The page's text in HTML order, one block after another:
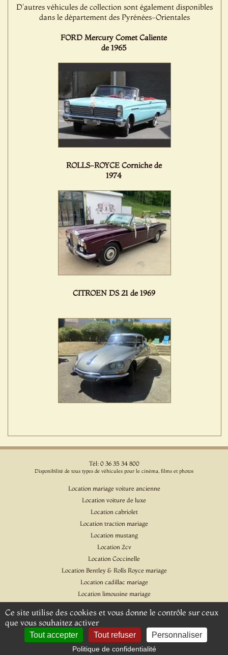
D'autres véhicules de collection sont également disponibles
dans le département des Pyrénées-Orientales
FORD Mercury Comet Caliente
de 1965
ROLLS-ROYCE Corniche de
1974
CITROEN DS 21 de 1969
Tél: 0 36 35 34 800
Disponibilité de tous types de véhicules pour le cinéma, films et photos
Location mariage voiture ancienne
Location voiture de luxe
Location cabriolet
Location traction mariage
Location mustang
Location 2cv
Location Coccinelle
Location Bentley & Rolls Royce mariage
Location cadillac mariage
Location limousine mariage
Location Citroen DS
Location Jaguar & Daimler
© 2026 - Location Rétro Mariage - Tous droits réservés
Ce site utilise des cookies et vous donne le contrôle sur ceux
que vous souhaitez activer
Tout accepter Tout refuser Personnaliser
Politique de confidentialité